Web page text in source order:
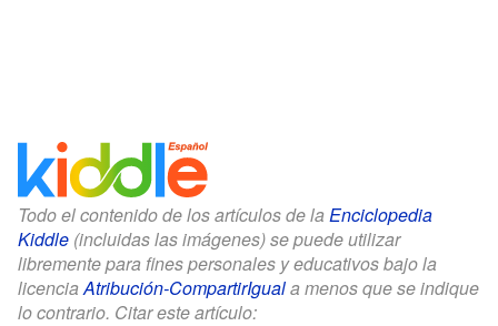
Todo el contenido de los artículos de la Enciclopedia
Kiddle (incluidas las imágenes) se puede utilizar
libremente para fines personales y educativos bajo la
licenciaAtribución-CompartirIguala menos que se indique
lo contrario. Citar este artículo: